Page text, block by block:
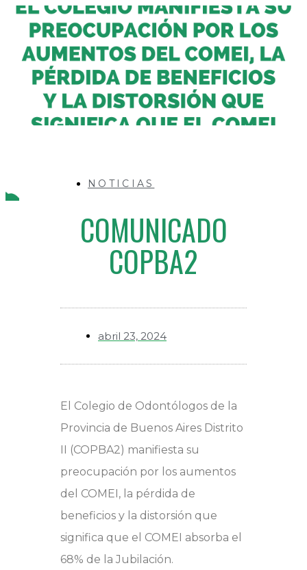
NOTICIAS
COMUNICADO
COPBA2
abril 23, 2024
El Colegio de Odontólogos de la
Provincia de Buenos Aires Distrito
II (COPBA2) manifiesta su
preocupación por los aumentos
del COMEI, la pérdida de
beneficios y la distorsión que
significa que el COMEI absorba el
68% de la Jubilación.